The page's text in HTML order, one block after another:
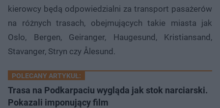
kierowcy będą odpowiedzialni za transport pasażerów
na różnych trasach, obejmujących takie miasta jak
Oslo, Bergen, Geiranger, Haugesund, Kristiansand,
Stavanger, Stryn czy Ålesund.
POLECANY ARTYKUŁ:
Trasa na Podkarpaciu wygląda jak stok narciarski.
Pokazali imponujący film